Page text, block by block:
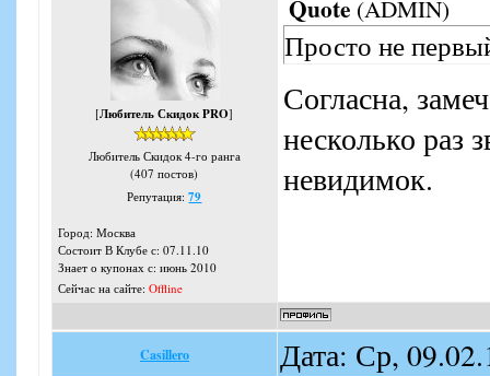
[Любитель Скидок PRO]
Любитель Скидок 4-го ранга
(407 постов)
Репутация:79
Город: Москва
Состоит В Клубе с: 07.11.10
Знает о купонах с: июнь 2010
Сейчас на сайте: Offline
Quote (ADMIN)
Просто не
Согласна,
несколько раз
невидимок.
Casillero Дата: Ср,